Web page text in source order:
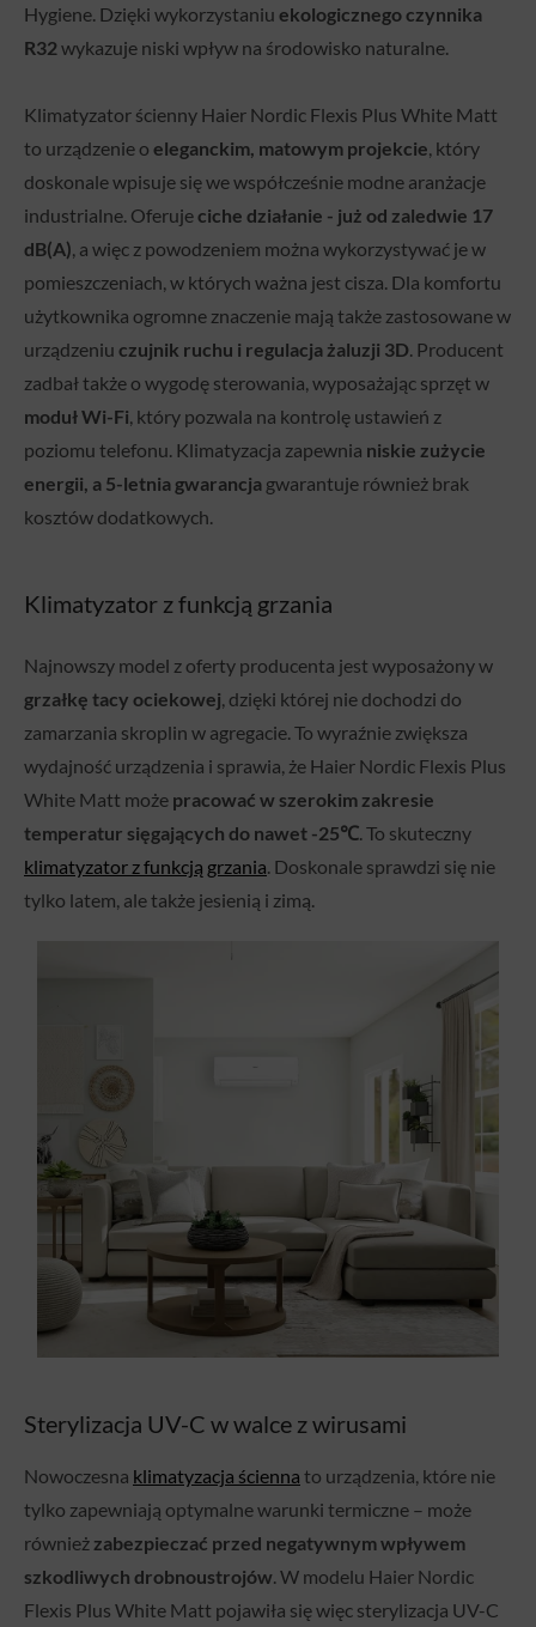
Hygiene. Dzięki wykorzystaniu ekologicznego czynnika
R32 wykazuje niski wpływ na środowisko naturalne.
Klimatyzator ścienny Haier Nordic Flexis Plus White Matt
to urządzenie o eleganckim, matowym projekcie, który
doskonale wpisuje się we współcześnie modne aranżacje
industrialne. Oferujeciche działanie - już od zaledwie 17
dB(A), a więc z powodzeniem można wykorzystywać je w
pomieszczeniach, w których ważna jest cisza. Dla komfortu
użytkownika ogromne znaczenie mają także zastosowane w
urządzeniu czujnik ruchu i regulacja żaluzji 3D. Producent
zadbał także o wygodę sterowania, wyposażając sprzęt w
moduł Wi-Fi, który pozwala na kontrolę ustawień z
poziomu telefonu. Klimatyzacja zapewnia niskie zużycie
energii, a 5-letnia gwarancja gwarantuje również brak
kosztów dodatkowych.
Klimatyzator z funkcją grzania
Najnowszy model z oferty producenta jest wyposażony w
grzałkę tacy ociekowej, dzięki której nie dochodzi do
zamarzania skroplin w agregacie. To wyraźnie zwiększa
wydajność urządzenia i sprawia, że Haier Nordic Flexis Plus
White Matt może pracować w szerokim zakresie
temperatur sięgających do nawet -25℃. To skuteczny
klimatyzator z funkcją grzania. Doskonale sprawdzi się nie
tylko latem, ale także jesienią i zimą.
Sterylizacja UV-C w walce z wirusami
Nowoczesna klimatyzacja ścienna to urządzenia, które nie
tylko zapewniają optymalne warunki termiczne – może
również zabezpieczać przed negatywnym wpływem
szkodliwych drobnoustrojów. W modelu Haier Nordic
Flexis Plus White Matt pojawiła się więc sterylizacja UV-C